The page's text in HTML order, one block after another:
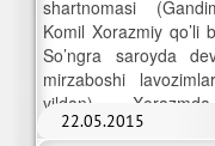
22.05.2015
shartnomasi
Komil Xorazmiy qo’li
So’ngra saroyda
mirzaboshi
yildan).
bosmaxona tashqil